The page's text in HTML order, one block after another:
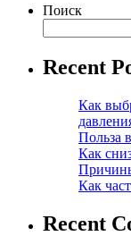
Поиск
Recent
Как
Польза
Как
Как
Recent